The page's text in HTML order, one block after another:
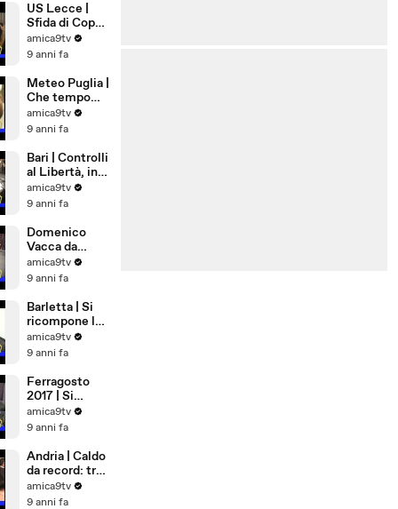
US Lecce |
Sfida di Coppa
a Pordenone
amica9tv
9 anni fa
Meteo Puglia |
Che tempo
farà a
Ferragosto
amica9tv
9 anni fa
Bari | Controlli
al Libertà, in
via Nicolai una
pistola
amica9tv
9 anni fa
Domenico
Vacca da
Andria a New
York,
Puglia
amica9tv
9 anni fa
Barletta | Si
ricompone la
Democrazia
Cristiana
amica9tv
9 anni fa
Ferragosto
2017 | Si
rimane a casa
amica9tv
9 anni fa
Andria | Caldo
da record: tra
cibi freschi e
matrimoni
amica9tv
9 anni fa